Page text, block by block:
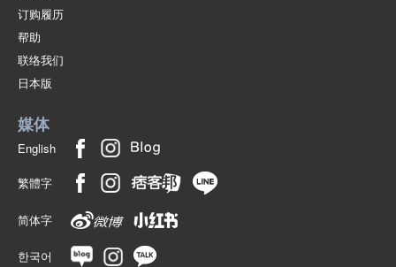
订购履历
帮助
联络我们
日本版
媒体
English
繁體字
简体字
한국어